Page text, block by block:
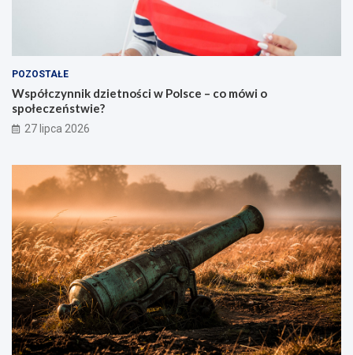
POZOSTAŁE
Współczynnik dzietności w Polsce – co mówi o
społeczeństwie?
27 lipca 2026